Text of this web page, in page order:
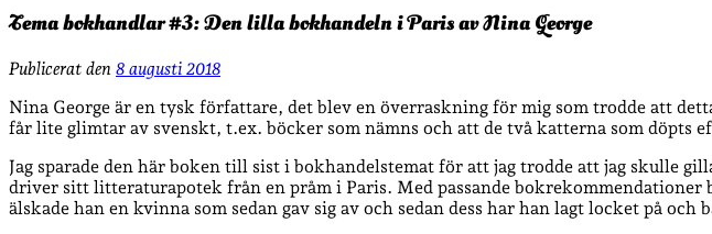
Tema bokhandlar #3: Den lilla bokhandeln i Paris av Nina George
Publicerat den 8 augusti 2018
Nina George är en tysk författare, det blev en överraskning för mig som trodde att
får lite glimtar av svenskt, t.ex. böcker som nämns och att de två katterna som döpts
Jag sparade den här boken till sist i bokhandelstemat för att jag trodde att jag skulle
driver sitt litteraturapotek från en pråm i Paris. Med passande bokrekommendationer
älskade han en kvinna som sedan gav sig av och sedan dess har han lagt locket på och